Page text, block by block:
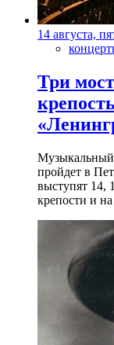
14 августа,
Три
Музыкальный
пройдет в
выступят 14,
крепости и